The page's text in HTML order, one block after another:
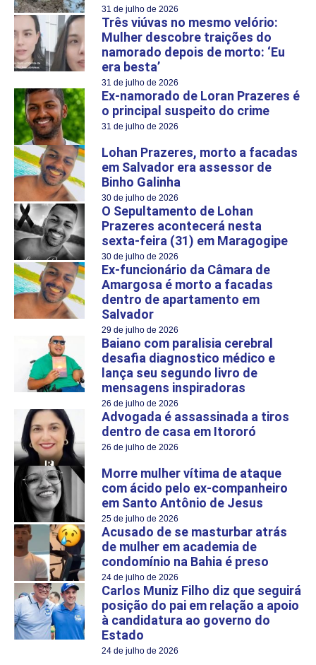
31 de julho de 2026
Três viúvas no mesmo velório:
Mulher descobre traições do
namorado depois de morto: ‘Eu
era besta’
31 de julho de 2026
Ex-namorado de Loran Prazeres é
o principal suspeito do crime
31 de julho de 2026
Lohan Prazeres, morto a facadas
em Salvador era assessor de
Binho Galinha
30 de julho de 2026
O Sepultamento de Lohan
Prazeres acontecerá nesta
sexta-feira (31) em Maragogipe
30 de julho de 2026
Ex-funcionário da Câmara de
Amargosa é morto a facadas
dentro de apartamento em
Salvador
29 de julho de 2026
Baiano com paralisia cerebral
desafia diagnostico médico e
lança seu segundo livro de
mensagens inspiradoras
26 de julho de 2026
Advogada é assassinada a tiros
dentro de casa em Itororó
26 de julho de 2026
Morre mulher vítima de ataque
com ácido pelo ex-companheiro
em Santo Antônio de Jesus
25 de julho de 2026
Acusado de se masturbar atrás
de mulher em academia de
condomínio na Bahia é preso
24 de julho de 2026
Carlos Muniz Filho diz que seguirá
posição do pai em relação a apoio
à candidatura ao governo do
Estado
24 de julho de 2026